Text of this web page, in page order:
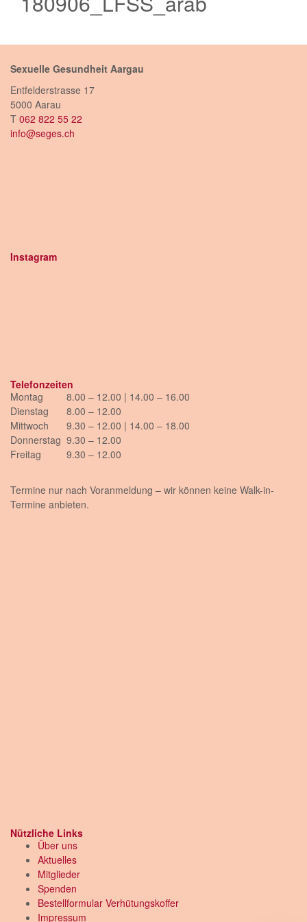
Sexuelle Gesundheit Aargau
Entfelderstrasse 17
5000 Aarau
T 062 822 55 22
info@seges.ch
Instagram
Telefonzeiten
Montag
8.00 – 12.00 | 14.00 – 16.00
Dienstag
8.00 – 12.00
Mittwoch
9.30 – 12.00 | 14.00 – 18.00
Donnerstag 9.30 – 12.00
Freitag
9.30 – 12.00
Termine nur nach Voranmeldung – wir können keine Walk-in-
Termine anbieten.
Nützliche Links
Über uns
Aktuelles
Mitglieder
Spenden
Bestellformular Verhütungskoffer
Impressum